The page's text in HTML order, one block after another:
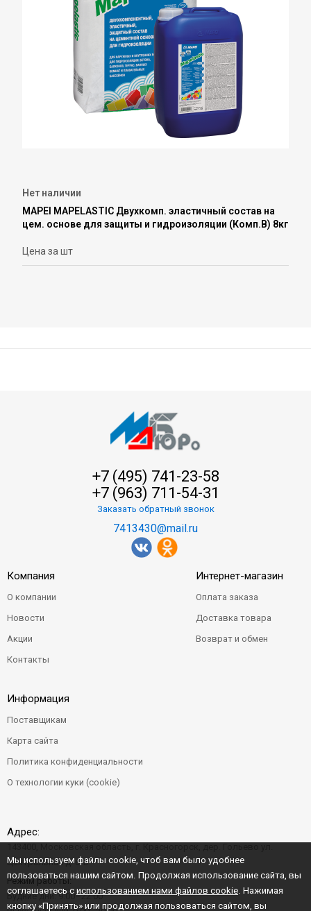
Нет наличии
MAPEI MAPELASTIC Двухкомп. эластичный состав на
цем. основе для защиты и гидроизоляции (Комп.В) 8кг
Цена за шт
+7 (495) 741-23-58
+7 (963) 711-54-31
Заказать обратный звонок
7413430@mail.ru
Компания
О компании
Новости
Акции
Контакты
Интернет-магазин
Оплата заказа
Доставка товара
Возврат и обмен
Информация
Поставщикам
Карта сайта
Политика конфиденциальности
О технологии куки (cookie)
Адрес:
Центральная д. 6"Б"
Режим работы:
Будние дни: 9:00–22:00
Мы используем файлы cookie, чтоб вам было удобнее
пользоваться нашим сайтом. Продолжая использование сайта, вы
соглашаетесь с использованием нами файлов cookie . Нажимая
кнопку «Принять» или продолжая пользоваться сайтом, вы